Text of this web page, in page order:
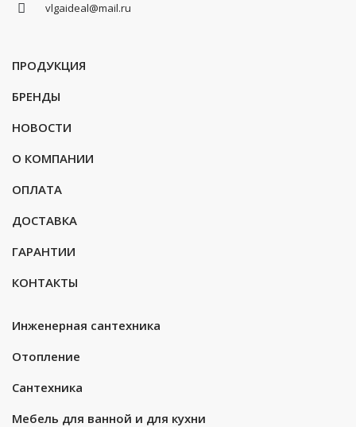
vlgaideal@mail.ru
ПРОДУКЦИЯ
БРЕНДЫ
НОВОСТИ
О КОМПАНИИ
ОПЛАТА
ДОСТАВКА
ГАРАНТИИ
КОНТАКТЫ
Инженерная сантехника
Отопление
Сантехника
Мебель для ванной и для кухни